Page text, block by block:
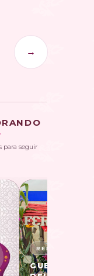
→
para seguir